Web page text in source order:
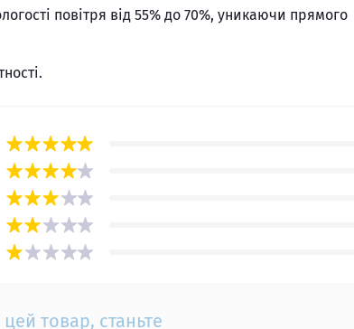
повітря від 55% до 70%, уникаючи прямого
товар, станьте